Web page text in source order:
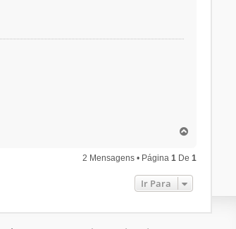
p
o
2 Mensagens • Página1 De1
Ir Para